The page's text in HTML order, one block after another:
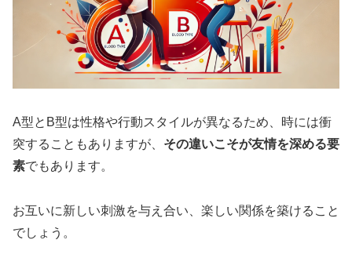
A型とB型は性格や行動スタイルが異なるため、時には衝
突することもありますが、 その違いこそが友情を深める要
素でもあります。
お互いに新しい刺激を与え合い、楽しい関係を築けること
でしょう。